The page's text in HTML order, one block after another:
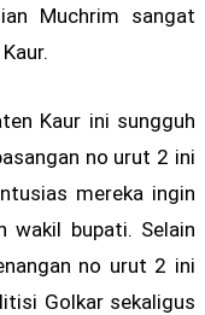
Muchrim sangat
Kaur ini sungguh
no urut 2 ini
mereka ingin
wakil bupati. Selain
no urut 2 ini
Golkar sekaligus